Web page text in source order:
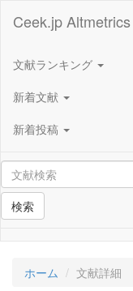
Ceek.jp
文献ランキング
新着文献
新着投稿
検索
ホーム 文献詳細